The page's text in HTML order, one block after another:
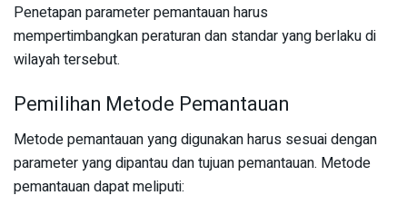
Penetapan parameter pemantauan harus
mempertimbangkan peraturan dan standar yang berlaku di
wilayah tersebut.
Pemilihan Metode Pemantauan
Metode pemantauan yang digunakan harus sesuai dengan
parameter yang dipantau dan tujuan pemantauan. Metode
pemantauan dapat meliputi: